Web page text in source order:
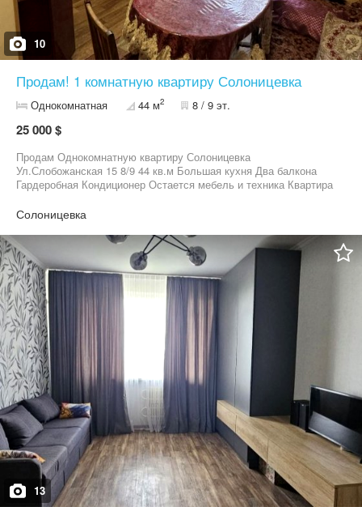
10
Продам! 1 комнатную квартиру Солоницевка
Однокомнатная 44 м2 8 / 9 эт.
25 000 $
Продам Однокомнатную квартиру Солоницевка
Ул.Слобожанская 15 8/9 44 кв.м Большая кухня Два балкона
Гардеробная Кондиционер Остается мебель и техника Квартира
Солоницевка
13